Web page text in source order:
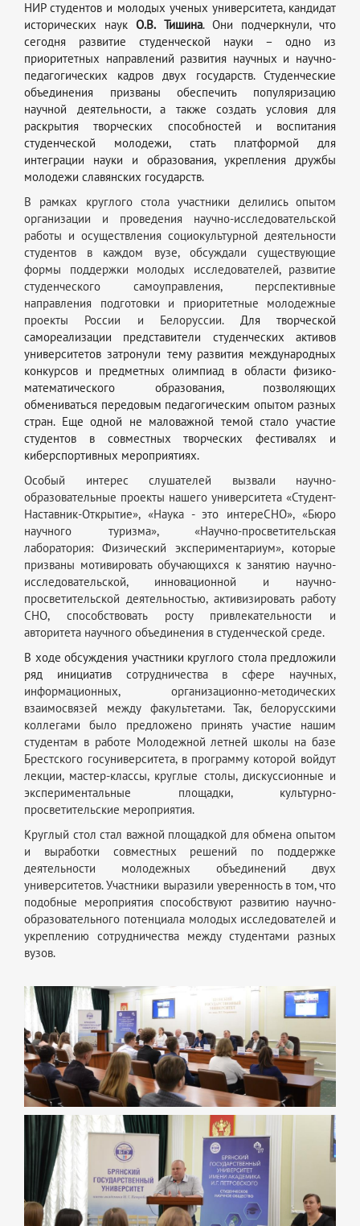
НИР студентов и молодых ученых университета, кандидат
исторических наукО.В. Тишина. Они подчеркнули, что
сегодня развитие студенческой науки – одно из
приоритетных направлений развития научных и научно-
педагогических кадров двух государств. Студенческие
объединения призваны обеспечить популяризацию
научной деятельности, а также создать условия для
раскрытия творческих способностей и воспитания
студенческой молодежи, стать платформой для
интеграции науки и образования, укрепления дружбы
молодежи славянских государств.
В рамках круглого стола участники делились опытом
организации и проведения научно-исследовательской
работы и осуществления социокультурной деятельности
студентов в каждом вузе, обсуждали существующие
формы поддержки молодых исследователей, развитие
студенческого самоуправления, перспективные
направления подготовки и приоритетные молодежные
проекты России и Белоруссии. Для творческой
самореализации представители студенческих активов
университетов затронули тему развития международных
конкурсов и предметных олимпиад в области физико-
математического образования, позволяющих
обмениваться передовым педагогическим опытом разных
стран. Еще одной не маловажной темой стало участие
студентов в совместных творческих фестивалях и
киберспортивных мероприятиях.
Особый интерес слушателей вызвали научно-
образовательные проекты нашего университета «Студент-
Наставник-Открытие», «Наука - это интереСНО», «Бюро
научного туризма», «Научно-просветительская
лаборатория: Физический экспериментариум», которые
призваны мотивировать обучающихся к занятию научно-
исследовательской, инновационной и научно-
просветительской деятельностью, активизировать работу
СНО, способствовать росту привлекательности и
авторитета научного объединения в студенческой среде.
В ходе обсуждения участники круглого стола предложили
ряд инициатив сотрудничества в сфере научных,
информационных, организационно-методических
взаимосвязей между факультетами. Так, белорусскими
коллегами было предложено принять участие нашим
студентам в работе Молодежной летней школы на базе
Брестского госуниверситета, в программу которой войдут
лекции, мастер-классы, круглые столы, дискуссионные и
экспериментальные площадки, культурно-
просветительские мероприятия.
Круглый стол стал важной площадкой для обмена опытом
и выработки совместных решений по поддержке
деятельности молодежных объединений двух
университетов. Участники выразили уверенность в том, что
подобные мероприятия способствуют развитию научно-
образовательного потенциала молодых исследователей и
укреплению сотрудничества между студентами разных
вузов.